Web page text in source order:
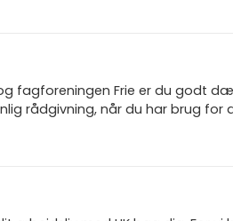
fagforeningen Frie er du godt
rådgivning, når du har brug for